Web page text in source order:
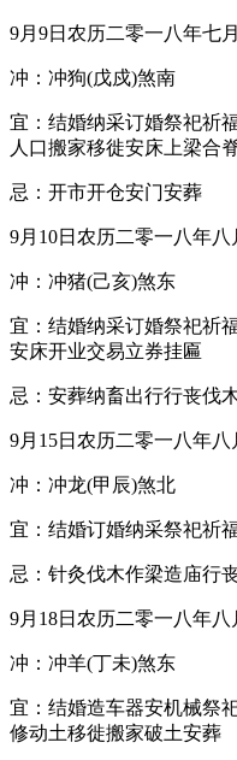
9月9日农历二零一八年七
冲：冲狗(戊戍)煞南
宜：结婚纳采订婚祭祀祈
人口搬家移徙安床上梁合
忌：开市开仓安门安葬
9月10日农历二零一八年
冲：冲猪(己亥)煞东
宜：结婚纳采订婚祭祀祈
安床开业交易立券挂匾
忌：安葬纳畜出行行丧伐
9月15日农历二零一八年
冲：冲龙(甲辰)煞北
宜：结婚订婚纳采祭祀祈
忌：针灸伐木作梁造庙行
9月18日农历二零一八年
冲：冲羊(丁未)煞东
宜：结婚造车器安机械祭
修动土移徙搬家破土安葬